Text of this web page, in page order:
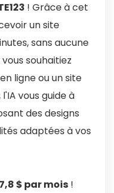
! Grâce à cet
un site
sans aucune
souhaitiez
ligne ou un site
vous guide à
des designs
adaptées à vos
7,8 $ par mois !